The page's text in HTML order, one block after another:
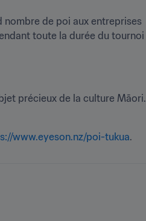
nombre de poi aux entreprises
toute la durée du tournoi
précieux de la culture Māori.
www.eyeson.nz/poi-tukua